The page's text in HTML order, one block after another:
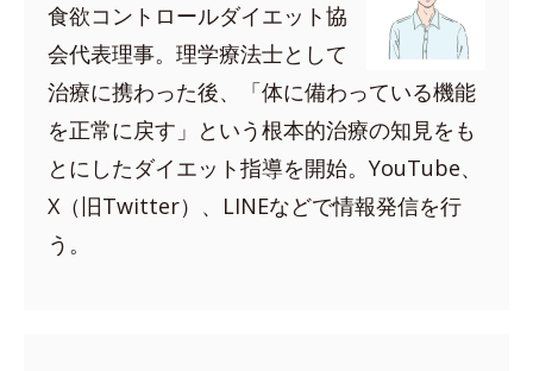
食欲コントロールダイエット協
会代表理事。理学療法士として
治療に携わった後、「体に備わっている機能
を正常に戻す」という根本的治療の知見をも
とにしたダイエット指導を開始。YouTube、
X（旧Twitter）、LINEなどで情報発信を行
う。